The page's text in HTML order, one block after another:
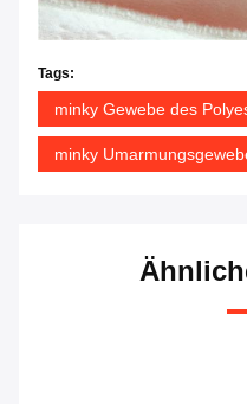
Tags:
minky Gewebe des
minky